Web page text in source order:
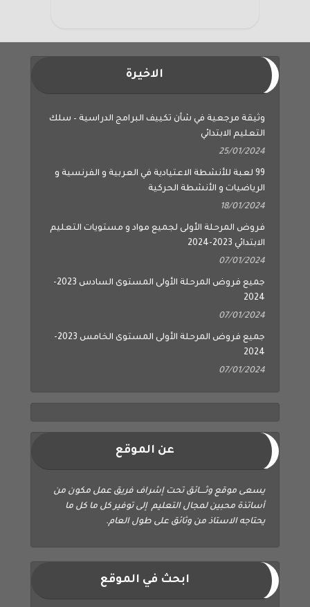
الاخيرة
وثيقة مرجعية في شأن تكييف البرامج الدراسية – سلك
التعليم الابتدائي
25/01/2024
99 لعبة للأنشطة الاعتيادية في العربية و الفرنسية و
الرياضيات و الأنشطة الحركية
18/01/2024
فروض المرحلة الأولى لجميع مواد و مستويات التعليم
الابتدائي 2023-2024
07/01/2024
جميع فروض المرحلة الأولى المستوى السادس 2023-
2024
07/01/2024
جميع فروض المرحلة الأولى المستوى الخامس 2023-
2024
07/01/2024
عن الموقع
يسعى موقع وثــــائق تحت إشراف فريق عمل مكون من
أساتذة محبين لمجال التعليم إلى توفير كل ما كل ما
يحتاجه الاستاذ من وثائق على طول العام.
ابحث في الموقع